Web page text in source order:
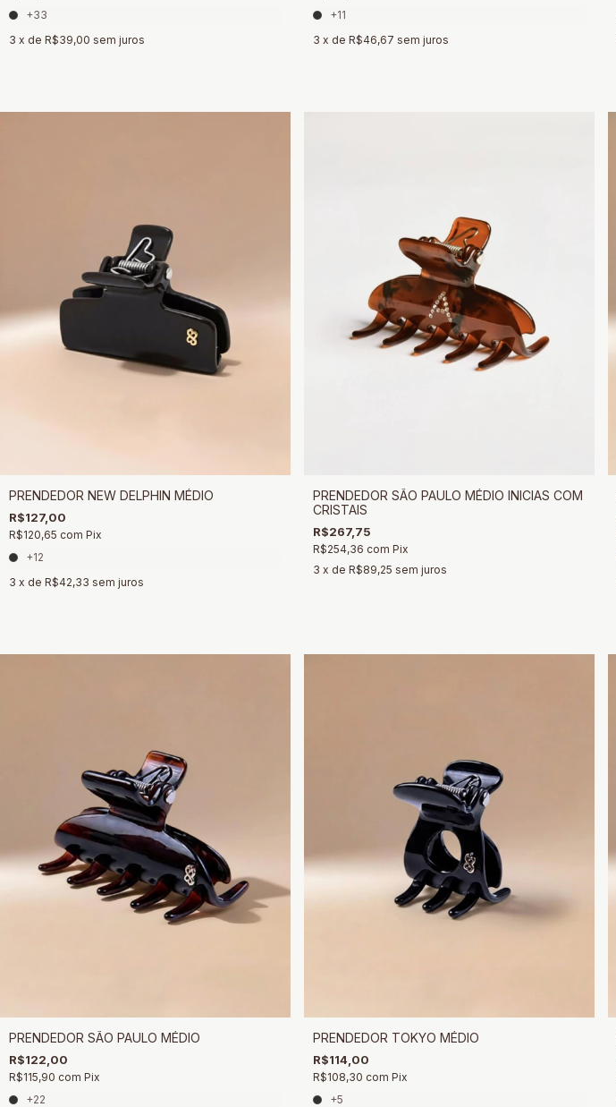
+33
3 x de R$39,00 sem juros
+11
3 x de R$46,67 sem juros
PRENDEDOR NEW DELPHIN MÉDIO
R$127,00
R$120,65 com Pix
+12
3 x de R$42,33 sem juros
PRENDEDOR SÃO PAULO MÉDIO INICIAS COM
CRISTAIS
R$267,75
R$254,36 com Pix
3 x de R$89,25 sem juros
PRENDEDOR SÃO PAULO MÉDIO
R$122,00
R$115,90 com Pix
+22
PRENDEDOR TOKYO MÉDIO
R$114,00
R$108,30 com Pix
+5